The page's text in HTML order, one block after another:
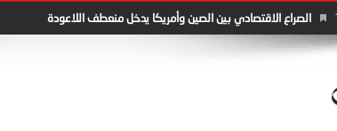
الصراع الاقتصادي بين الصين وأمريكا يدخل منعطف اللاعودة